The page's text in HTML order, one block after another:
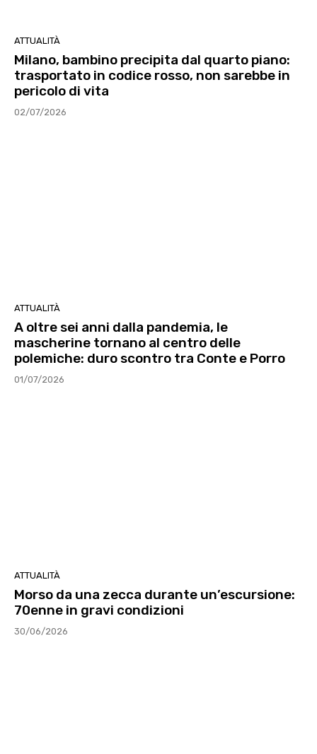
ATTUALITÀ
Milano, bambino precipita dal quarto piano:
trasportato in codice rosso, non sarebbe in
pericolo di vita
02/07/2026
ATTUALITÀ
A oltre sei anni dalla pandemia, le
mascherine tornano al centro delle
polemiche: duro scontro tra Conte e Porro
01/07/2026
ATTUALITÀ
Morso da una zecca durante un’escursione:
70enne in gravi condizioni
30/06/2026